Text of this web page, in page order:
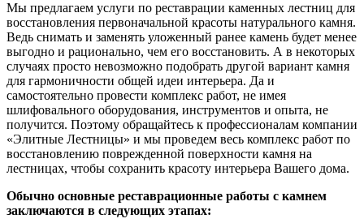
Мы предлагаем услуги по реставрации каменных лестниц для
восстановления первоначальной красоты натурального камня.
Ведь снимать и заменять уложенный ранее камень будет менее
выгодно и рационально, чем его восстановить. А в некоторых
случаях просто невозможно подобрать другой вариант камня
для гармоничности общей идеи интерьера. Да и
самостоятельно провести комплекс работ, не имея
шлифовального оборудования, инструментов и опыта, не
получится. Поэтому обращайтесь к профессионалам компании
«Элитные Лестницы» и мы проведем весь комплекс работ по
восстановлению поврежденной поверхности камня на
лестницах, чтобы сохранить красоту интерьера Вашего дома.
Обычно основные реставрационные работы с камнем
заключаются в следующих этапах: